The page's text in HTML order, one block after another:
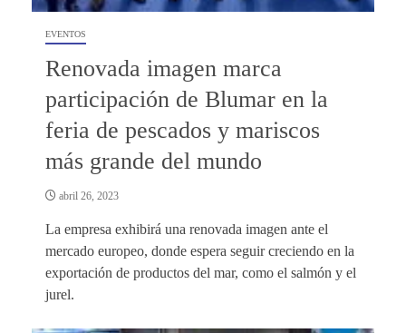
EVENTOS
Renovada imagen marca
participación de Blumar en la
feria de pescados y mariscos
más grande del mundo
abril 26, 2023
La empresa exhibirá una renovada imagen ante el
mercado europeo, donde espera seguir creciendo en la
exportación de productos del mar, como el salmón y el
jurel.